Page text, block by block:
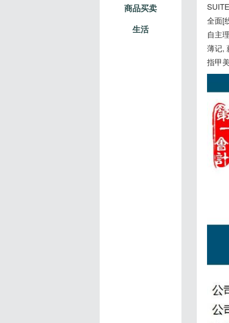
商品买卖
生活
全面[
自主
薄记,
指甲